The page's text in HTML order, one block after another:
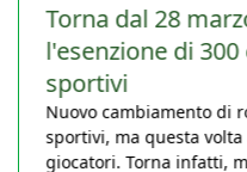
Torna dal 28
l'esenzione di
sportivi
Nuovo cambiamento di
sportivi, ma questa volta
giocatori. Torna infatti,